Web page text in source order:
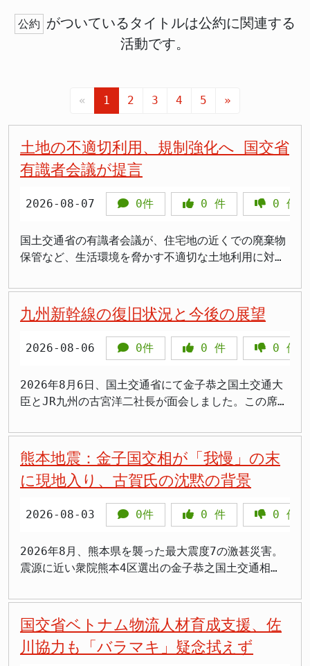
公約 がついているタイトルは公約に関連する
活動です。
« 1 2 3 4 5 »
土地の不適切利用、規制強化へ 国交省
有識者会議が提言
2026-08-07 0件 0 件 0 件
国土交通省の有識者会議が、住宅地の近くでの廃棄物
保管など、生活環境を脅かす不適切な土地利用に対す
得・利用に関する行政の監督体制を強化し、問題の多
い外国人による土地利用にも対応を深める狙いです。
この提言は、全国の自治体で確認された1500件を超
える事例を踏まえたもので、国民の安全な暮らしを守
るための重要な一歩となるでしょう。 不適切な土地
異なる不適切な形で土地が利用されるケースが増加し
ています。特に問題視されているのは、住宅地や学校
事態です。これらの行為は、悪臭や騒音、有害物質の
飛散など、周辺住民の生活環境に深刻な悪影響を及ぼ
すだけでなく、景観の悪化や治安の低下にもつながり
かねません。 こうした状況に対し、地域住民からの
懸念の声は高まる一方でした。さらに、近年では外国
人による土地取得の増加も、土地の不適切な利用と併
うした土地が不法投棄の現場になったり、規制のかか
らない形で利用されたりするケースも指摘されてお
も、より実効性のある対策が求められていました。
こうした背景を受け、国土交通省は今年3月に有識者
会議を設置し、対応策の議論を進めてきたのです。
提言の内容 今回、有識者会議から示された提言は、
九州新幹線の復旧状況と今後の展望
2026-08-06 0件 0 件 0 件
2026年8月6日、国土交通省にて金子恭之国土交通大
臣とJR九州の古宮洋二社長が面会しました。この席
甚大な被害を受け、現在も一部区間で運転を見合わせ
ている九州新幹線について、詳細な被害状況と復旧に
向けた対応状況を金子大臣に報告しました。 熊本地
震がもたらした影響 2016年4月に発生した熊本地震
は、九州地方に壊滅的な被害をもたらしました。特
に、地震発生当時まだ開業から10年余りだった九州新
た。報道によると、レールの歪みや橋梁の変形といっ
た深刻な損傷が確認され、熊本駅から鹿児島中央駅ま
これは、九州地方の動脈とも言える基幹交通網の寸断
であり、地域経済や住民生活に計り知れない影響を与
えました。復旧作業は、安全確保を最優先に進められ
ましたが、被害の規模と複雑さから、その道のりは容
熊本地震：金子国交相が「我慢」の末
に現地入り、古賀氏の沈黙の背景
2026-08-03 0件 0 件 0 件
2026年8月、熊本県を襲った最大震度7の激甚災害。
震源に近い衆院熊本4区選出の金子恭之国土交通相
かしました。高市早苗首相に同行し、3日にようやく
現地入りした金子氏。その一方で、過去の発言が批判
を浴びた古賀千景氏（立憲民主党）は、被災地への具
体的な言及がないまま沈黙を続けています。国民の不
国交省ベトナム物流人材育成支援、佐
川協力も「バラマキ」疑念拭えず